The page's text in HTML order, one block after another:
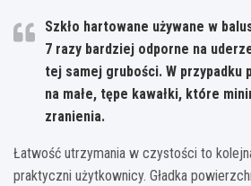
Szkło hartowane używane w
7 razy bardziej odporne na
tej samej grubości. W przypadku
na małe, tępe kawałki, które
zranienia.
Łatwość utrzymania w czystości to
praktyczni użytkownicy. Gładka